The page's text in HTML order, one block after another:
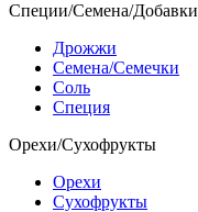
Специи/Семена/Добавки
Дрожжи
Семена/Семечки
Соль
Специя
Орехи/Сухофрукты
Орехи
Сухофрукты